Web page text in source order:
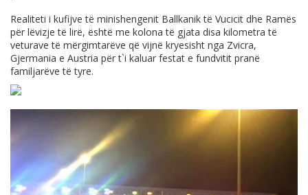
Realiteti i kufijve të minishengenit Ballkanik të Vucicit dhe Ramës
për lëvizje të lirë, është me kolona të gjata disa kilometra të
veturave të mërgimtarëve që vijnë kryesisht nga Zvicra,
Gjermania e Austria për t`i kaluar festat e fundvitit pranë
familjarëve të tyre.